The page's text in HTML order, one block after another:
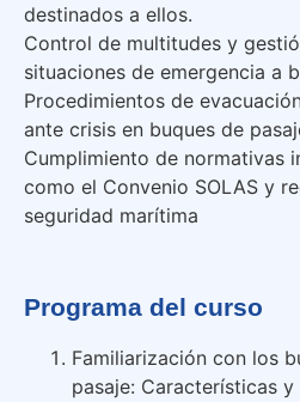
destinados a ellos.
Control de multitudes y
situaciones de emergencia a
Procedimientos de
ante crisis en buques de
Cumplimiento de normativas
como el Convenio SOLAS y
seguridad marítima
Programa del curso
Familiarización con los
pasaje: Características